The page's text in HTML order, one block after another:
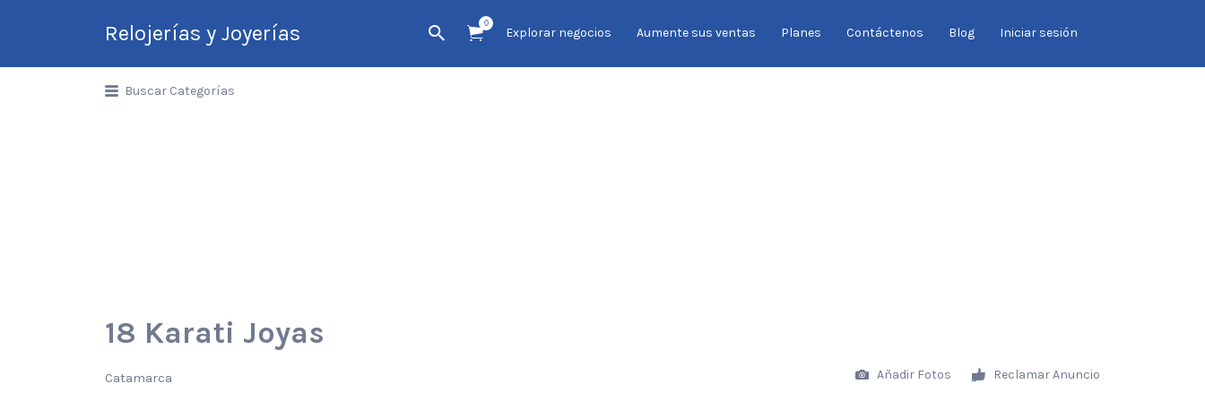
Relojerías y Joyerías
Guía de Relojerías y
0
Explorar negocios Aumente sus ventas Planes Contáctenos Blog Iniciar sesión
por:
Buscar Categorías
18 Karati Joyas
Catamarca Añadir Fotos Reclamar Anuncio